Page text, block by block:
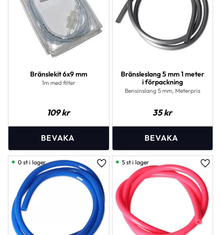
Bränslekit 6x9 mm
1m med filter
109kr
Bränsleslang 5 mm 1 meter
i förpackning
Bensinslang 5 mm, Meterpris
35kr
Lägg till i favoriter
0 st i lager 5 st i lager